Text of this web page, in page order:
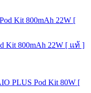
Kit 800mAh 22W [ แท้ ]